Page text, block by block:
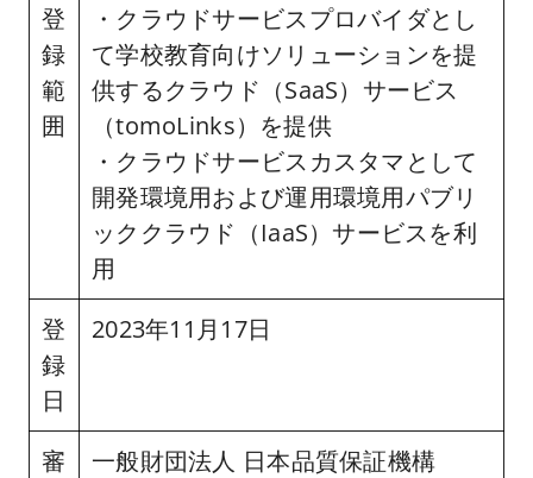
登
録
範
囲
・クラウドサービスプロバイダとし
て学校教育向けソリューションを提
供するクラウド（SaaS）サービス
（tomoLinks）を提供
・クラウドサービスカスタマとして
開発環境用および運用環境用パブリ
ッククラウド（IaaS）サービスを利
用
登
録
日
2023年11月17日
審
一般財団法人 日本品質保証機構